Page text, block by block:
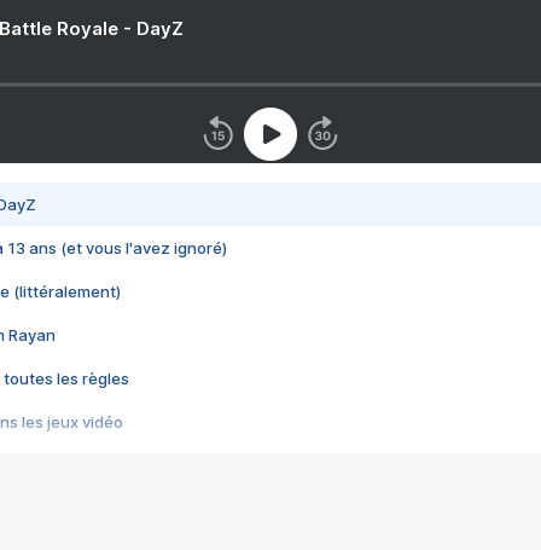
Royale - DayZ
13 ans (et vous l'avez ignoré)
(littéralement)
Rayan
toutes les règles
les jeux vidéo